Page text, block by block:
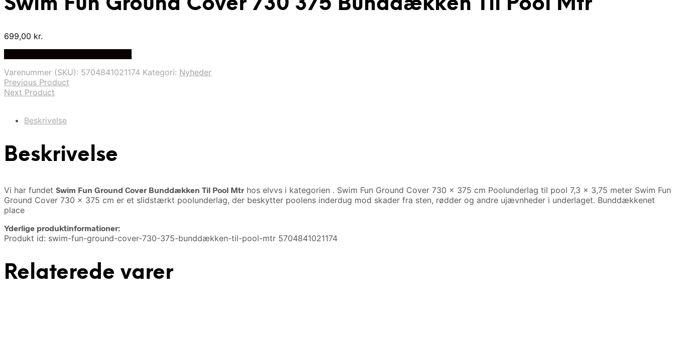
Swim Fun Ground Cover 730 375 Bunddækken Til Pool Mtr
699,00 kr.
Varenummer (SKU): 5704841021174 Kategori: Nyheder
Previous Product
Next Product
Beskrivelse
Beskrivelse
Vi har fundet Swim Fun Ground Cover Bunddækken Til Pool Mtr hos elvvs i kategorien . Swim Fun Ground Cover 730 x 375 cm Poolunderlag til pool 7,3 x 3,75 meter Swim Fun
Ground Cover 730 x 375 cm er et slidstærkt poolunderlag, der beskytter poolens inderdug mod skader fra sten, rødder og andre ujævnheder i underlaget. Bunddækkenet
place
Yderlige produktinformationer:
Produkt id: swim-fun-ground-cover-730-375-bunddækken-til-pool-mtr 5704841021174
Relaterede varer